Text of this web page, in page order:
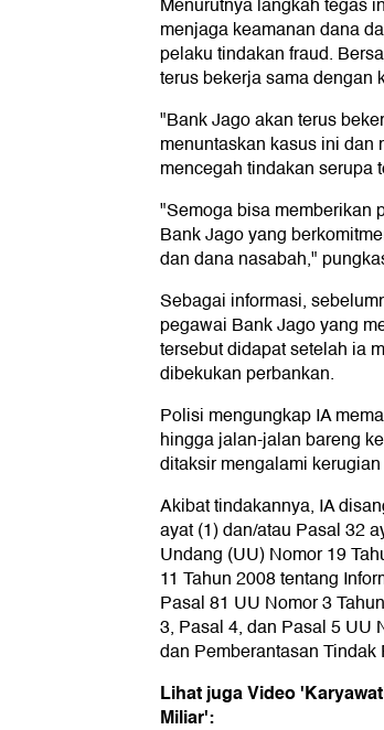
Menurutnya langkah tegas
menjaga keamanan dana
pelaku tindakan fraud.
terus bekerja sama dengan
"Bank Jago akan terus
menuntaskan kasus ini
mencegah tindakan serupa
"Semoga bisa memberikan
Bank Jago yang
dan dana nasabah,"
Sebagai informasi,
pegawai Bank Jago yang
tersebut didapat setelah ia
dibekukan perbankan.
Polisi mengungkap IA
hingga jalan-jalan bareng
ditaksir mengalami
Akibat tindakannya, IA
ayat (1) dan/atau Pasal 32
Undang (UU) Nomor 19
11 Tahun 2008 tentang
Pasal 81 UU Nomor 3
3, Pasal 4, dan Pasal 5 UU
dan Pemberantasan
Lihat juga Video
Miliar':